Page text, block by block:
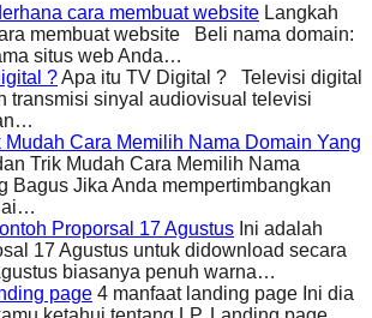
cara membuat website Langkah
membuat website Beli nama domain:
situs web Anda…
?Apa itu TV Digital ? Televisi digital
transmisi sinyal audiovisual televisi
Mudah Cara Memilih Nama Domain Yang
Trik Mudah Cara Memilih Nama
Bagus Jika Anda mempertimbangkan
Proporsal 17 Agustus Ini adalah
17 Agustus untuk didownload secara
biasanya penuh warna…
page 4 manfaat landing page Ini dia